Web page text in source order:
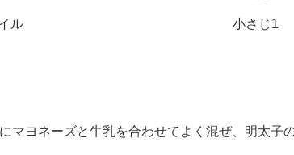
ル 小さじ1
マヨネーズと牛乳を合わせてよく混ぜ、明太子